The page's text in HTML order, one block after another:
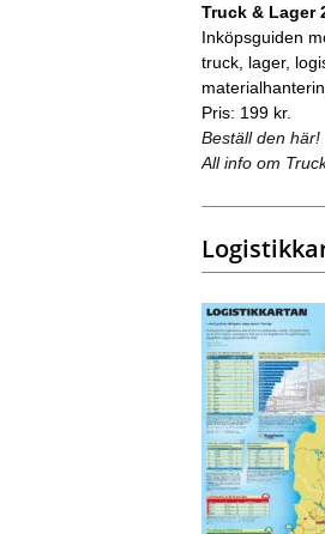
Truck & Lager
Inköpsguiden
truck, lager,
Pris: 199 kr.
Beställ den här!
All info om